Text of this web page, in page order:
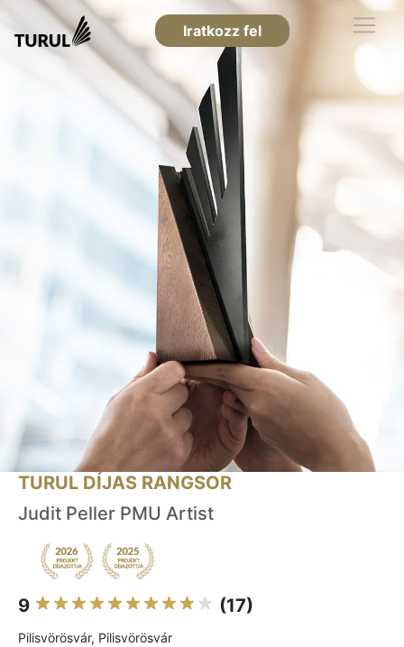
Iratkozz fel
TURUL DÍJAS RANGSOR
Judit Peller PMU Artist
9 (17)
Pilisvörösvár, Pilisvörösvár